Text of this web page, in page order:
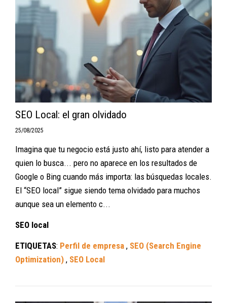
SEO Local: el gran olvidado
25/08/2025
Imagina que tu negocio está justo ahí, listo para atender a
quien lo busca... pero no aparece en los resultados de
Google o Bing cuando más importa: las búsquedas locales.
El “SEO local” sigue siendo tema olvidado para muchos
aunque sea un elemento c...
SEO local
ETIQUETAS: Perfil de empresa , SEO (Search Engine
Optimization) , SEO Local